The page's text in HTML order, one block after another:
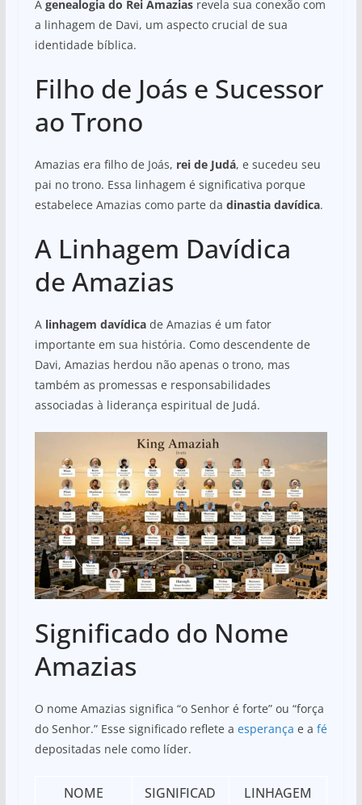
A genealogia do Rei Amaziasrevela sua conexão com
a linhagem de Davi, um aspecto crucial de sua
identidade bíblica.
Filho de Joás e Sucessor
ao Trono
Amazias era filho de Joás, rei de Judá, e sucedeu seu
pai no trono. Essa linhagem é significativa porque
estabelece Amazias como parte da dinastia davídica.
A Linhagem Davídica
de Amazias
A linhagem davídicade Amazias é um fator
importante em sua história. Como descendente de
Davi, Amazias herdou não apenas o trono, mas
também as promessas e responsabilidades
associadas à liderança espiritual de Judá.
Significado do Nome
Amazias
O nome Amazias significa “o Senhor é forte” ou “força
do Senhor.” Esse significado reflete a esperança e a fé
depositadas nele como líder.
NOME
SIGNIFICAD
LINHAGEM